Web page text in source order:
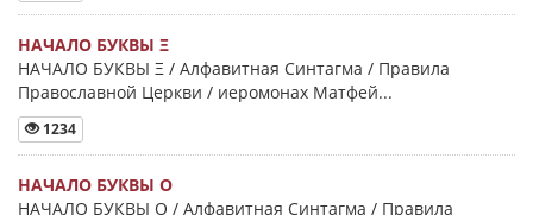
НАЧАЛО БУКВЫ Ξ
НАЧАЛО БУКВЫ Ξ / Алфавитная Синтагма / Правила
Православной Церкви / иеромонах Матфей...
1234
НАЧАЛО БУКВЫ Ο
НАЧАЛО БУКВЫ Ο / Алфавитная Синтагма / Правила